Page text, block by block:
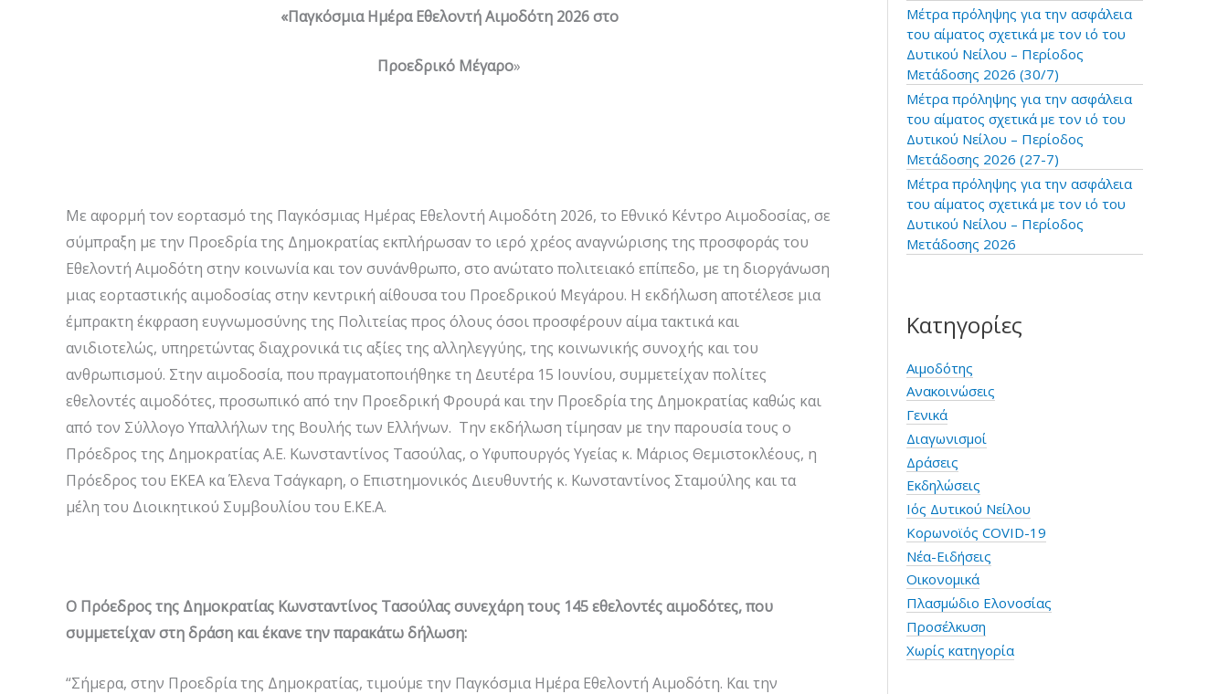
«Παγκόσμια Ημέρα Εθελοντή Αιμοδότη 2026 στο
Προεδρικό Μέγαρο»
Με αφορμή τον εορτασμό της Παγκόσμιας Ημέρας Εθελοντή Αιμοδότη 2026, το Εθνικό Κέντρο Αιμοδοσίας, σε
σύμπραξη με την Προεδρία της Δημοκρατίας εκπλήρωσαν το ιερό χρέος αναγνώρισης της προσφοράς του
Εθελοντή Αιμοδότη στην κοινωνία και τον συνάνθρωπο, στο ανώτατο πολιτειακό επίπεδο, με τη διοργάνωση
μιας εορταστικής αιμοδοσίας στην κεντρική αίθουσα του Προεδρικού Μεγάρου. Η εκδήλωση αποτέλεσε μια
έμπρακτη έκφραση ευγνωμοσύνης της Πολιτείας προς όλους όσοι προσφέρουν αίμα τακτικά και
ανιδιοτελώς, υπηρετώντας διαχρονικά τις αξίες της αλληλεγγύης, της κοινωνικής συνοχής και του
ανθρωπισμού. Στην αιμοδοσία, που πραγματοποιήθηκε τη Δευτέρα 15 Ιουνίου, συμμετείχαν πολίτες
εθελοντές αιμοδότες, προσωπικό από την Προεδρική Φρουρά και την Προεδρία της Δημοκρατίας καθώς και
από τον Σύλλογο Υπαλλήλων της Βουλής των Ελλήνων. Την εκδήλωση τίμησαν με την παρουσία τους ο
Πρόεδρος της Δημοκρατίας Α.Ε. Κωνσταντίνος Τασούλας, ο Υφυπουργός Υγείας κ. Μάριος Θεμιστοκλέους, η
Πρόεδρος του ΕΚΕΑ κα Έλενα Τσάγκαρη, ο Επιστημονικός Διευθυντής κ. Κωνσταντίνος Σταμούλης και τα
μέλη του Διοικητικού Συμβουλίου του Ε.ΚΕ.Α.
Ο Πρόεδρος της Δημοκρατίας Κωνσταντίνος Τασούλαςσυνεχάρη τους 145 εθελοντές αιμοδότες, που
συμμετείχαν στη δράση καιέκανε την παρακάτω δήλωση:
“Σήμερα, στην Προεδρία της Δημοκρατίας, τιμούμε την Παγκόσμια Ημέρα Εθελοντή Αιμοδότη. Και την
Μέτρα πρόληψης για την ασφάλεια
του αίματος σχετικά με τον ιό του
Δυτικού Νείλου – Περίοδος
Μετάδοσης 2026 (30/7)
Μέτρα πρόληψης για την ασφάλεια
του αίματος σχετικά με τον ιό του
Δυτικού Νείλου – Περίοδος
Μετάδοσης 2026 (27-7)
Μέτρα πρόληψης για την ασφάλεια
του αίματος σχετικά με τον ιό του
Δυτικού Νείλου – Περίοδος
Μετάδοσης 2026
Κατηγορίες
Αιμοδότης
Ανακοινώσεις
Γενικά
Διαγωνισμοί
Δράσεις
Εκδηλώσεις
Ιός Δυτικού Νείλου
Κορωνοϊός COVID-19
Νέα-Ειδήσεις
Οικονομικά
Πλασμώδιο Ελονοσίας
Προσέλκυση
Χωρίς κατηγορία